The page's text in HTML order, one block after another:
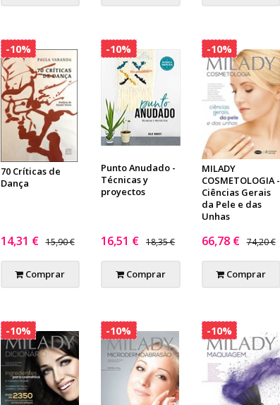
70 Críticas de
Dança
14,31 € 15,90 €
Comprar
-10%
Punto Anudado -
Técnicas y
proyectos
16,51 € 18,35 €
Comprar
-10%
MILADY
COSMETOLOGIA -
Ciências Gerais
da Pele e das
Unhas
66,78 € 74,20 €
Comprar
-10%
-10% -10% -10%